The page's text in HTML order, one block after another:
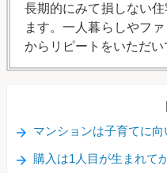
長期的にみて損しない
ます。一人暮らしやフ
からリピートをいただい
マンションは子育てに向
購入は1人目が生まれて